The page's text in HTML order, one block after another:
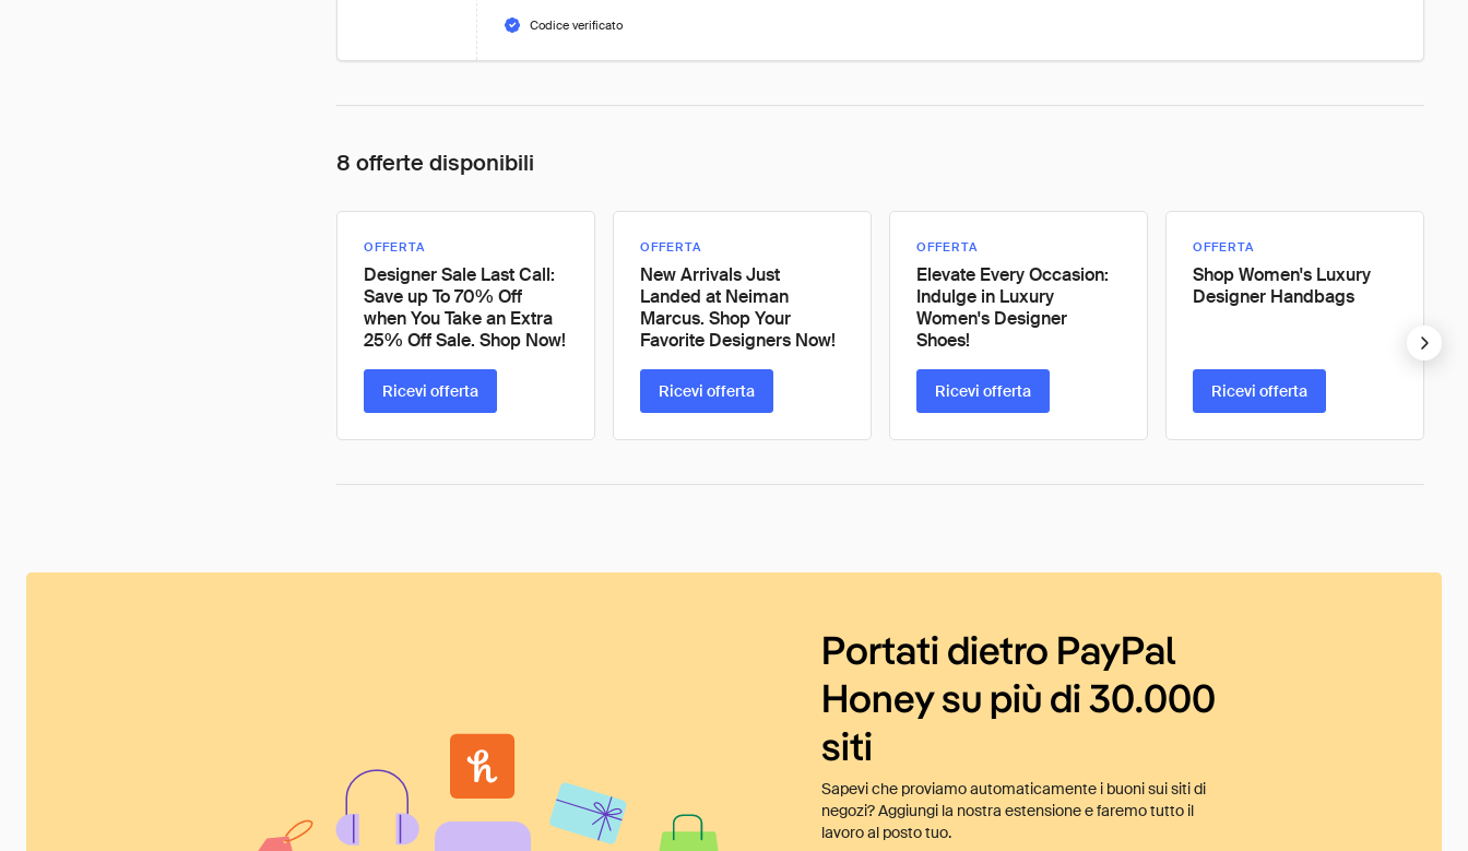
Codice verificato
8 offerte disponibili
OFFERTA
Designer Sale Last Call:
Save up To 70% Off
when You Take an Extra
25% Off Sale. Shop Now!
Ricevi offerta
OFFERTA
New Arrivals Just
Landed at Neiman
Marcus. Shop Your
Favorite Designers Now!
Ricevi offerta
OFFERTA
Elevate Every Occasion:
Indulge in Luxury
Women's Designer
Shoes!
Ricevi offerta
OFFERTA
Shop Women's Luxury
Designer Handbags
Ricevi offerta
Portati dietro PayPal
Honey su più di 30.000
siti
Sapevi che proviamo automaticamente i buoni sui siti di
negozi? Aggiungi la nostra estensione e faremo tutto il
lavoro al posto tuo.